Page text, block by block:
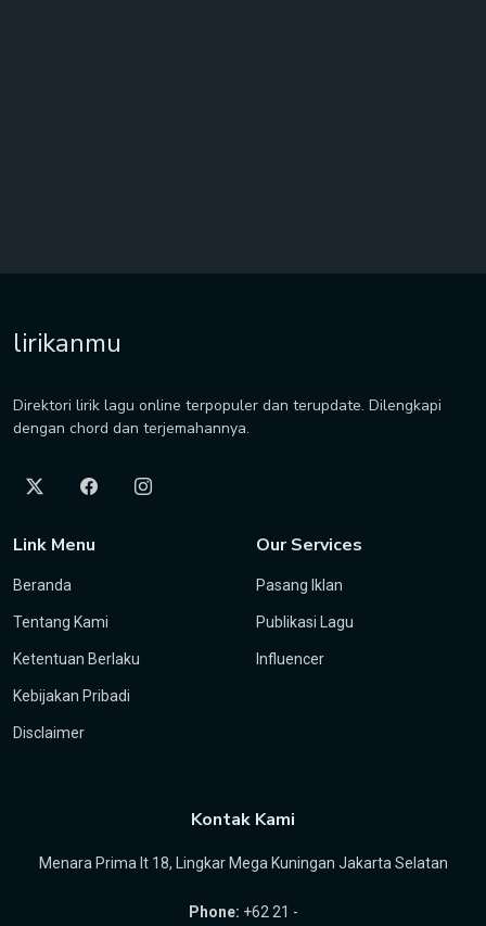
lirikanmu
Direktori lirik lagu online terpopuler dan terupdate. Dilengkapi
dengan chord dan terjemahannya.
Link Menu
Beranda
Tentang Kami
Ketentuan Berlaku
Kebijakan Pribadi
Disclaimer
Our Services
Pasang Iklan
Publikasi Lagu
Influencer
Kontak Kami
Menara Prima lt 18, Lingkar Mega Kuningan Jakarta Selatan
Phone: +62 21 -